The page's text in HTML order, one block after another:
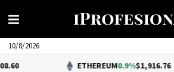
10/8/2026
ETHEREUM0.9%$1,916.76